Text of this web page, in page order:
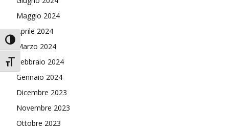
Attiva/disattiva alto contrasto
Attiva/disattiva dimensione testo
Maggio 2024
Aprile 2024
Marzo 2024
Febbraio 2024
Gennaio 2024
Dicembre 2023
Novembre 2023
Ottobre 2023